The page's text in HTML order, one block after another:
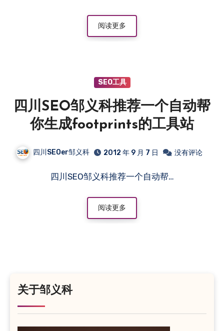
阅读更多
SEO工具
四川SEO邹义科推荐一个自动帮
你生成footprints的工具站
四川SEOer邹义科 2012 年 9 月 7 日 没有评论
四川SEO邹义科推荐一个自动帮…
阅读更多
关于邹义科